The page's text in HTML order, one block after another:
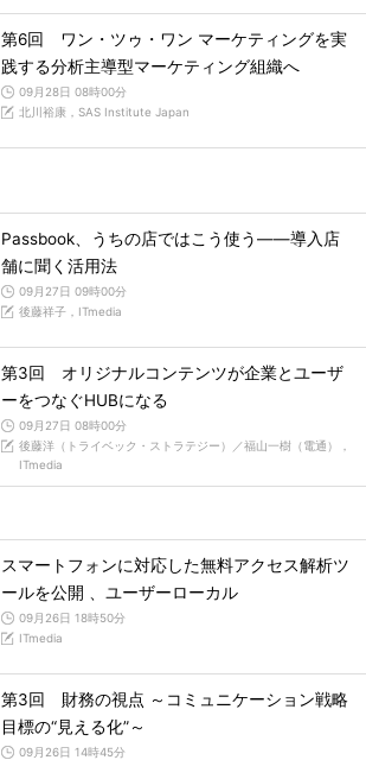
第6回 ワン・ツゥ・ワン マーケティングを実
践する分析主導型マーケティング組織へ
09月28日 08時00分
北川裕康，SAS Institute Japan
Passbook、うちの店ではこう使う――導入店
舗に聞く活用法
09月27日 09時00分
後藤祥子，ITmedia
第3回 オリジナルコンテンツが企業とユーザ
ーをつなぐHUBになる
09月27日 08時00分
後藤洋（トライベック・ストラテジー）／福山一樹（電通），
ITmedia
スマートフォンに対応した無料アクセス解析ツ
ールを公開 、ユーザーローカル
09月26日 18時50分
ITmedia
第3回 財務の視点 ～コミュニケーション戦略
目標の“見える化”～
09月26日 14時45分